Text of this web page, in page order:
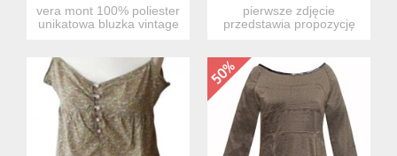
vera mont 100% poliester
unikatowa bluzka vintage
pierwsze zdjęcie
przedstawia propozycję